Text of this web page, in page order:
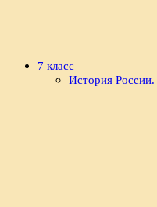
7 класс
История